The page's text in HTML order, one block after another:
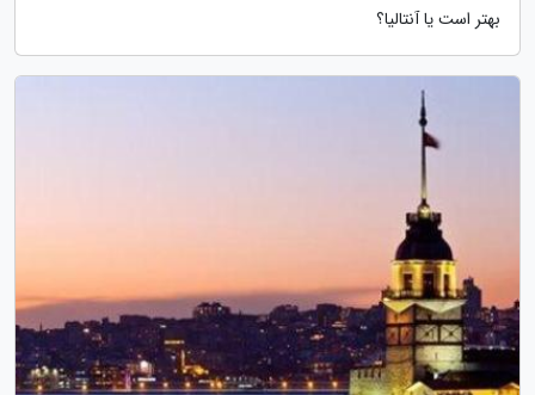
بهتر است یا آنتالیا؟